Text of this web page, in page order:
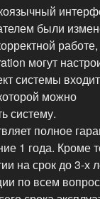
были
работе,
могут
системы
можно
систему.
полное
1 года. Кроме
на срок до 3-х
по всем